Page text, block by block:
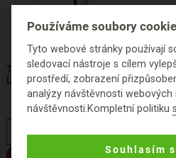
TUŽKA NA OBOČÍ 01
LIGHT BROWN
1,19 g JOIK
Používáme soubory
Tyto webové stránky používají
sledovací nástroje s cílem
prostředí, zobrazení
analýzy návštěvnosti
návštěvnosti.Kompletní politiku
Souhlasím